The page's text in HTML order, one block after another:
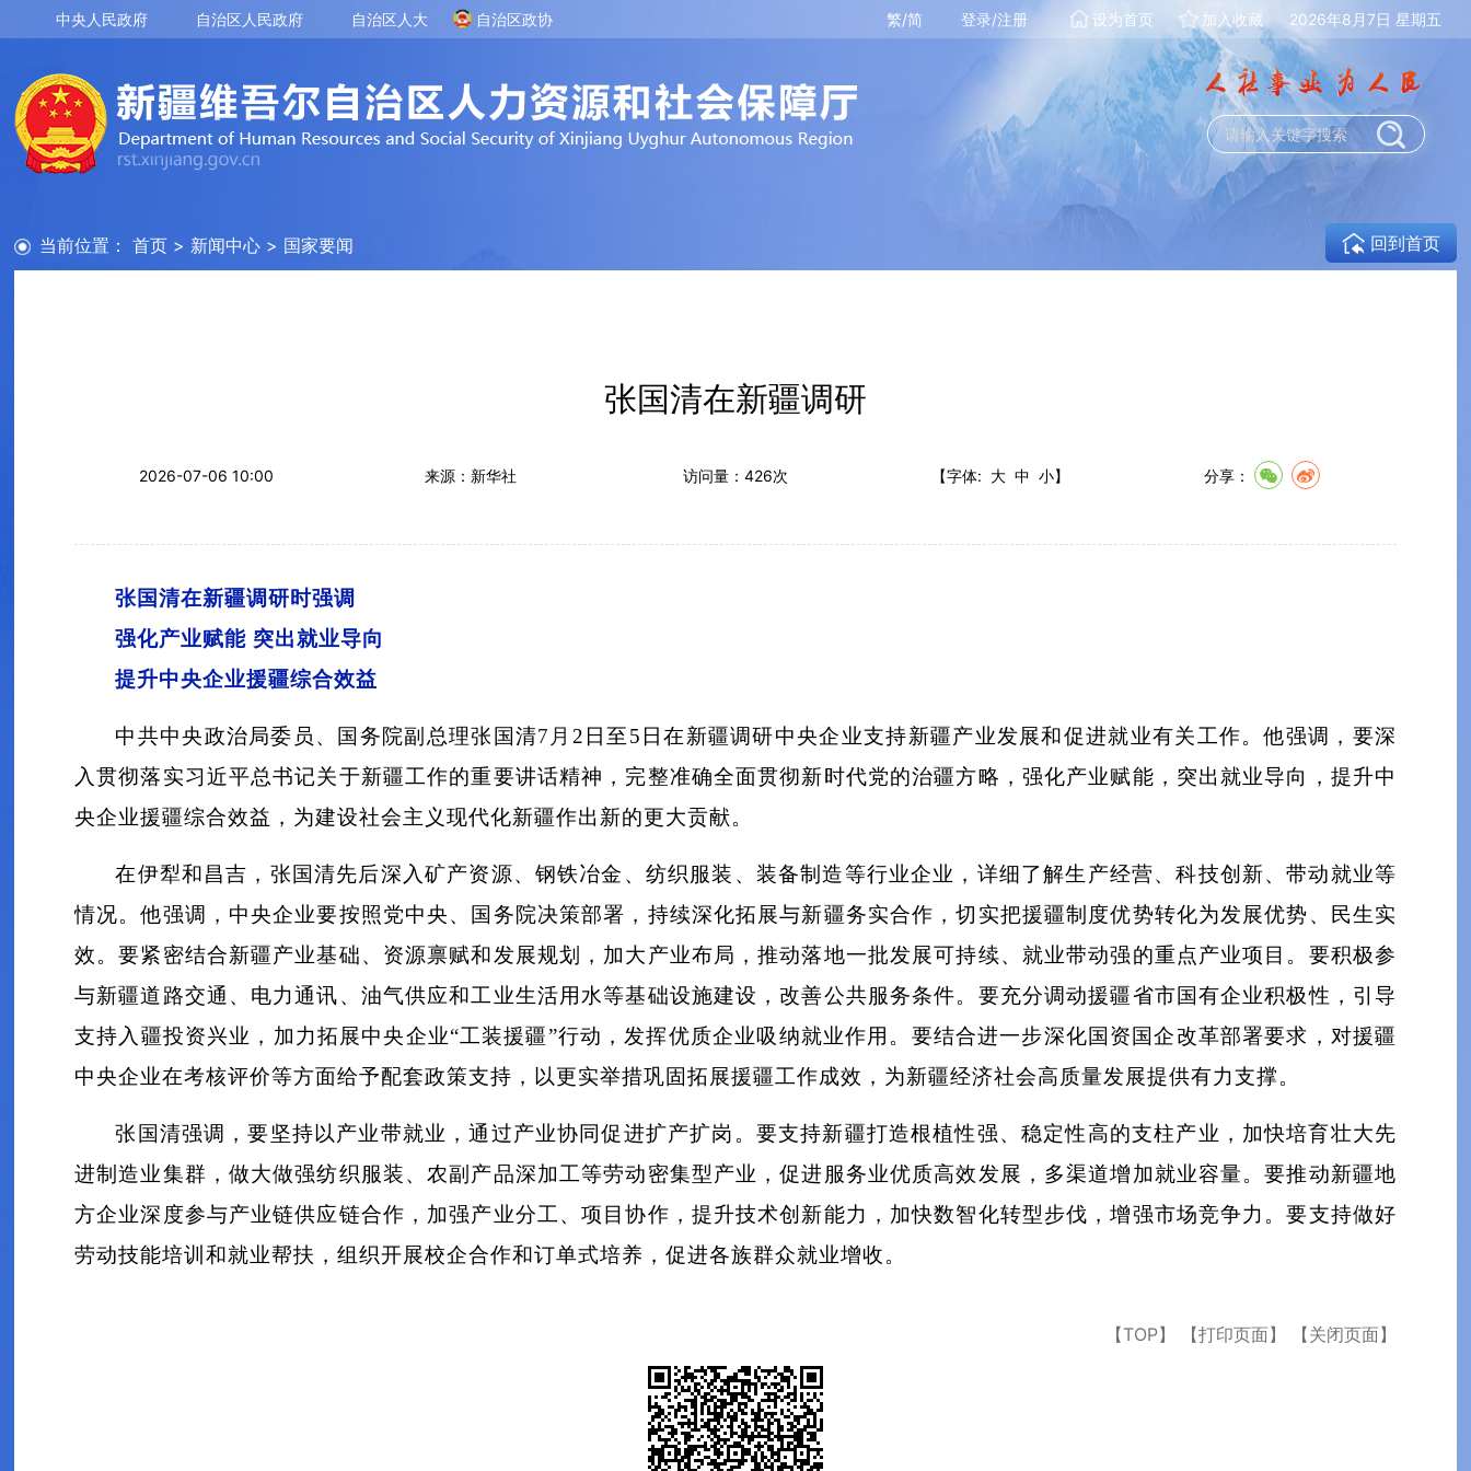
中央人民政府 自治区人民政府 自治区人大 自治区政协 2026年8月7日 星期五
加入收藏
设为首页
登录/注册
繁/简
当前位置： 首页 > 新闻中心 > 国家要闻 回到首页
张国清在新疆调研
2026-07-06 10:00 来源：新华社 访问量： 426次 【字体: 大 中 小】 分享：
张国清在新疆调研时强调
强化产业赋能 突出就业导向
提升中央企业援疆综合效益
中共中央政治局委员、国务院副总理张国清7月 2日至5日在新疆调研中央企业支持新疆产业发展和促进就业有关工作。他强调，要深
入贯彻落实习近平总书记关于新疆工作的重要讲话精神，完整准确全面贯彻新时代党的治疆方略，强化产业赋能，突出就业导向，提升中
央企业援疆综合效益，为建设社会主义现代化新疆作出新的更大贡献。
在伊犁和昌吉，张国清先后深入矿产资源、钢铁冶金、纺织服装、装备制造等行业企业，详细了解生产经营、科技创新、带动就业等
情况。他强调，中央企业要按照党中央、国务院决策部署，持续深化拓展与新疆务实合作，切实把援疆制度优势转化为发展优势、民生实
效。要紧密结合新疆产业基础、资源禀赋和发展规划，加大产业布局，推动落地一批发展可持续、就业带动强的重点产业项目。要积极参
与新疆道路交通、电力通讯、油气供应和工业生活用水等基础设施建设，改善公共服务条件。要充分调动援疆省市国有企业积极性，引导
支持入疆投资兴业，加力拓展中央企业“工装援疆”行动，发挥优质企业吸纳就业作用。要结合进一步深化国资国企改革部署要求，对援疆
中央企业在考核评价等方面给予配套政策支持，以更实举措巩固拓展援疆工作成效，为新疆经济社会高质量发展提供有力支撑。
张国清强调，要坚持以产业带就业，通过产业协同促进扩产扩岗。要支持新疆打造根植性强、稳定性高的支柱产业，加快培育壮大先
进制造业集群，做大做强纺织服装、农副产品深加工等劳动密集型产业，促进服务业优质高效发展，多渠道增加就业容量。要推动新疆地
方企业深度参与产业链供应链合作，加强产业分工、项目协作，提升技术创新能力，加快数智化转型步伐，增强市场竞争力。要支持做好
劳动技能培训和就业帮扶，组织开展校企合作和订单式培养，促进各族群众就业增收。
【TOP】 【打印页面】 【关闭页面】